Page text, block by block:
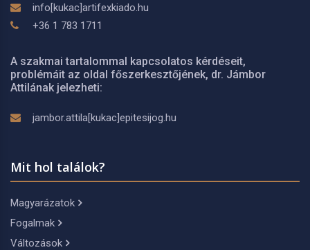
info[kukac]artifexkiado.hu
+36 1 783 1711
A szakmai tartalommal kapcsolatos kérdéseit,
problémáit az oldal főszerkesztőjének, dr. Jámbor
Attilának jelezheti:
jambor.attila[kukac]epitesijog.hu
Mit hol találok?
Magyarázatok
Fogalmak
Változások